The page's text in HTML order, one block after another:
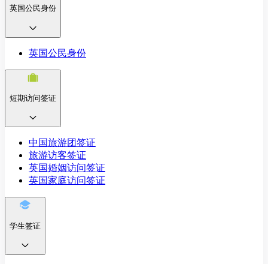
英国公民身份
英国公民身份
短期访问签证
中国旅游团签证
旅游访客签证
英国婚姻访问签证
英国家庭访问签证
学生签证